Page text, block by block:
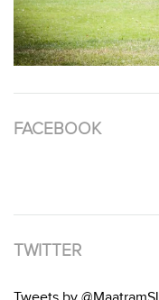
FACEBOOK
TWITTER